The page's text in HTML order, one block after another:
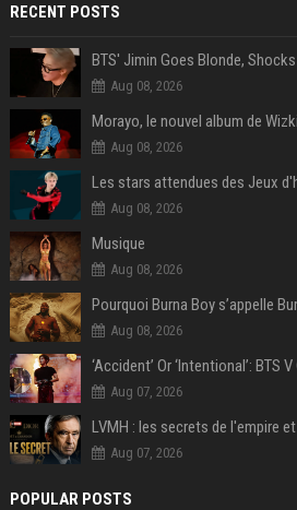
RECENT POSTS
Aug 08, 2026
Morayo, le nouvel album de
Aug 08, 2026
Aug 08, 2026
Musique
Aug 08, 2026
Aug 08, 2026
Aug 07, 2026
Aug 07, 2026
POPULAR POSTS